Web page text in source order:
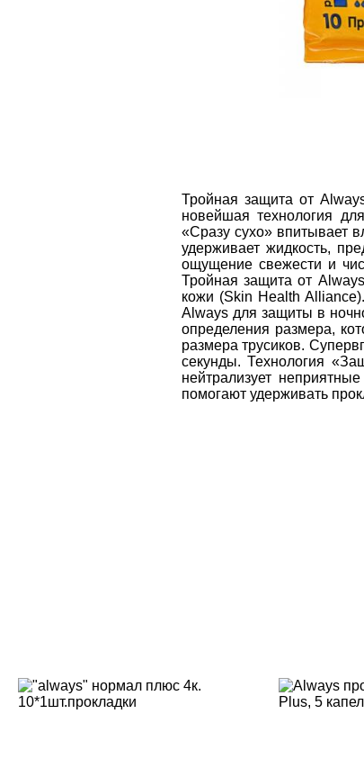
Тройная защита от
новейшая технология
«Сразу сухо» впитывает
удерживает жидкость,
ощущение свежести и
Тройная защита от
кожи (Skin Health
Always для защиты в
определения размера,
размера трусиков.
секунды. Технология
нейтрализует
помогают удерживать